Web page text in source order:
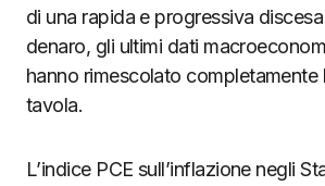
di una rapida e progressiva
denaro, gli ultimi dati
hanno rimescolato completamente
tavola.
L’indice PCE sull’inflazione negli